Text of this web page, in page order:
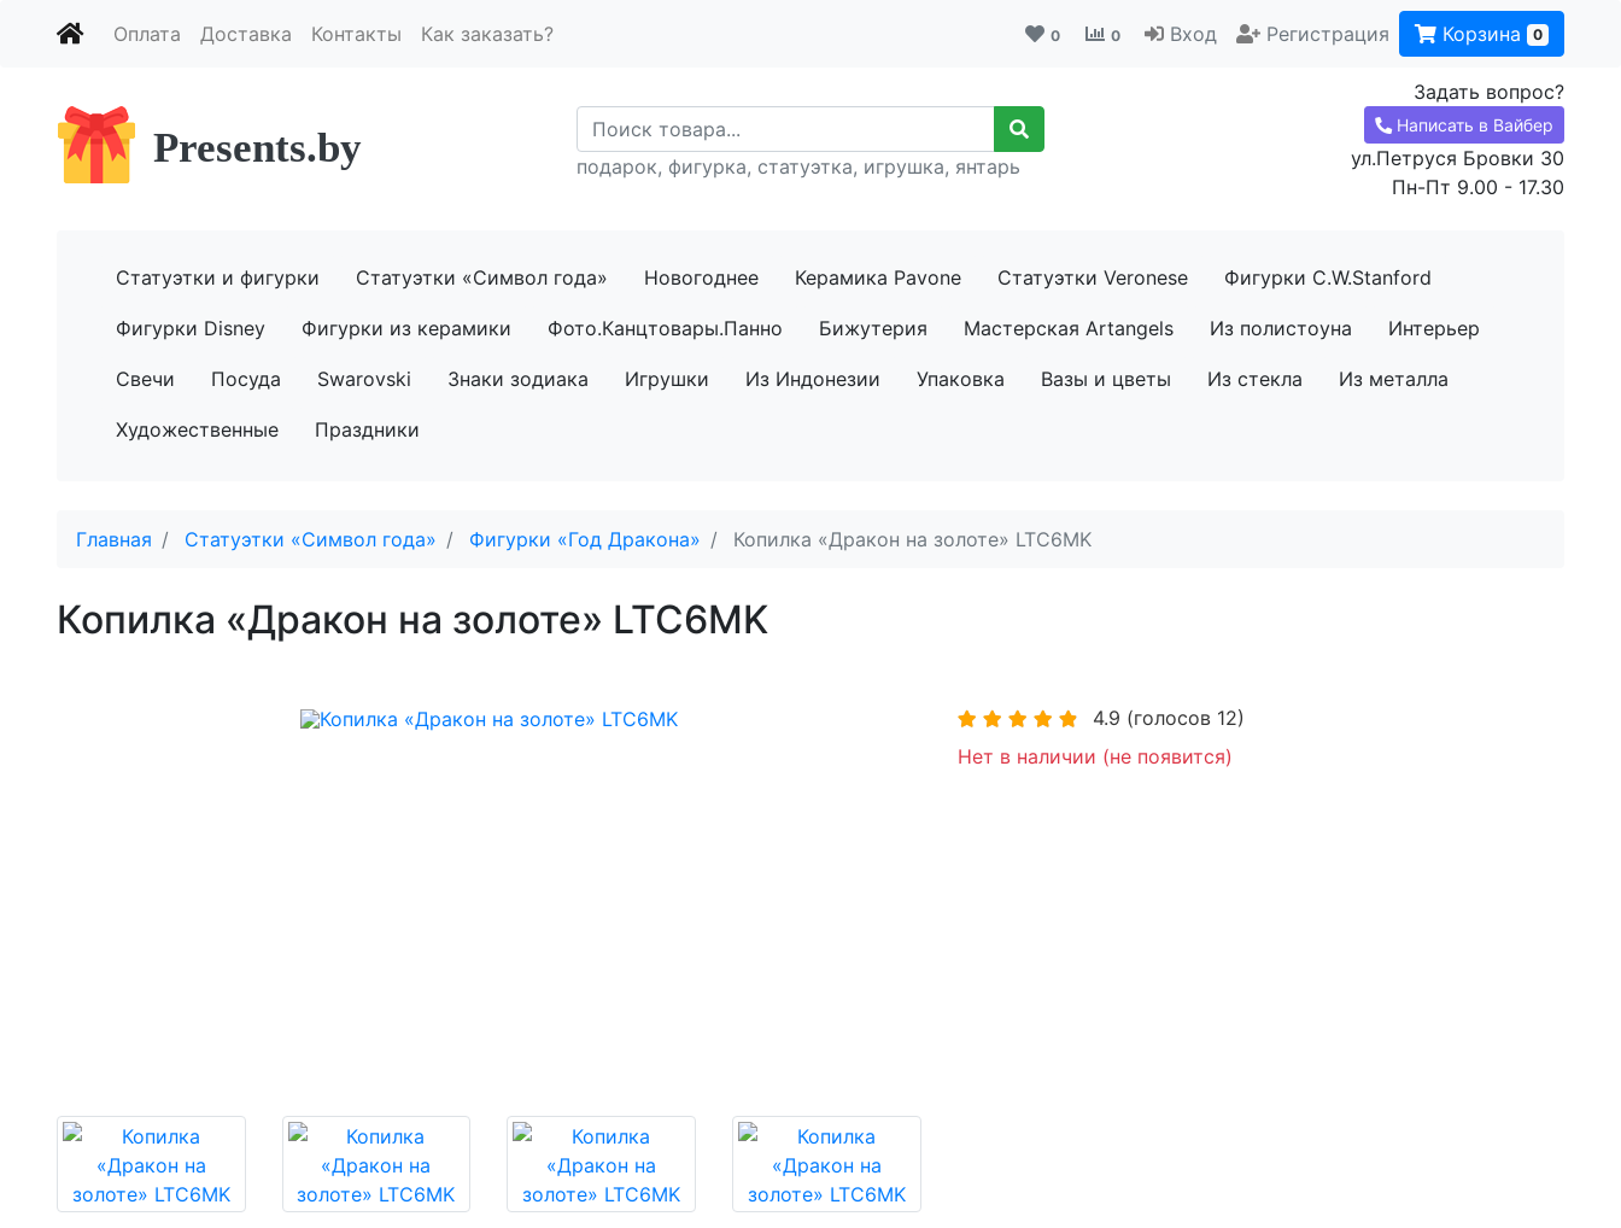
Оплата Доставка Контакты Как заказать? 0 0 Вход Регистрация Корзина 0
Presents.by подарок, фигурка, статуэтка, игрушка, янтарь
Задать вопрос?
Написать в Вайбер
ул.Петруся Бровки 30
Пн-Пт 9.00 - 17.30
Статуэтки и фигурки Статуэтки «Символ года» Новогоднее Керамика Pavone Статуэтки Veronese Фигурки C.W.Stanford
Фигурки Disney Фигурки из керамики Фото.Канцтовары.Панно Бижутерия Мастерская Artangels Из полистоуна Интерьер
Свечи Посуда Swarovski Знаки зодиака Игрушки Из Индонезии Упаковка Вазы и цветы Из стекла Из металла
Художественные Праздники
Главная Статуэтки «Символ года» Фигурки «Год Дракона» Копилка «Дракон на золоте» LTC6MK
Копилка «Дракон на золоте» LTC6MK
4.9 (голосов 12)
Нет в наличии (не появится)